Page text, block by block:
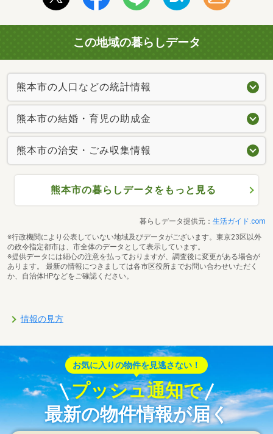
この地域の暮らしデータ
熊本市の人口などの統計情報
熊本市の結婚・育児の助成金
熊本市の治安・ごみ収集情報
熊本市の暮らしデータをもっと見る
暮らしデータ提供元： 生活ガイド.com
※行政機関により公表していない地域及びデータがございます。東京23区以外
の政令指定都市は、市全体のデータとして表示しています。
※提供データには細心の注意を払っておりますが、調査後に変更がある場合が
あります。 最新の情報につきましては各市区役所までお問い合わせいただく
か、自治体HPなどをご確認ください。
情報の見方
お気に入りの物件を見逃さない！
プッシュ通知で
最新の物件情報が届く